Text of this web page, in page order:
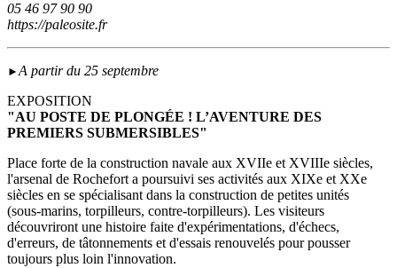
05 46 97 90 90
https://paleosite.fr
►A partir du 25 septembre
EXPOSITION
"AU POSTE DE PLONGÉE ! L’AVENTURE DES
PREMIERS SUBMERSIBLES"
Place forte de la construction navale aux XVIIe et XVIIIe siècles,
l'arsenal de Rochefort a poursuivi ses activités aux XIXe et XXe
siècles en se spécialisant dans la construction de petites unités
(sous‑marins, torpilleurs, contre-torpilleurs). Les visiteurs
découvriront une histoire faite d'expérimentations, d'échecs,
d'erreurs, de tâtonnements et d'essais renouvelés pour pousser
toujours plus loin l'innovation.